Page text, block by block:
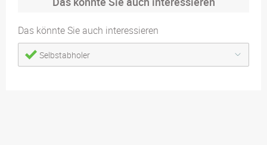
Das könnte Sie auch interessieren
Selbstabholer